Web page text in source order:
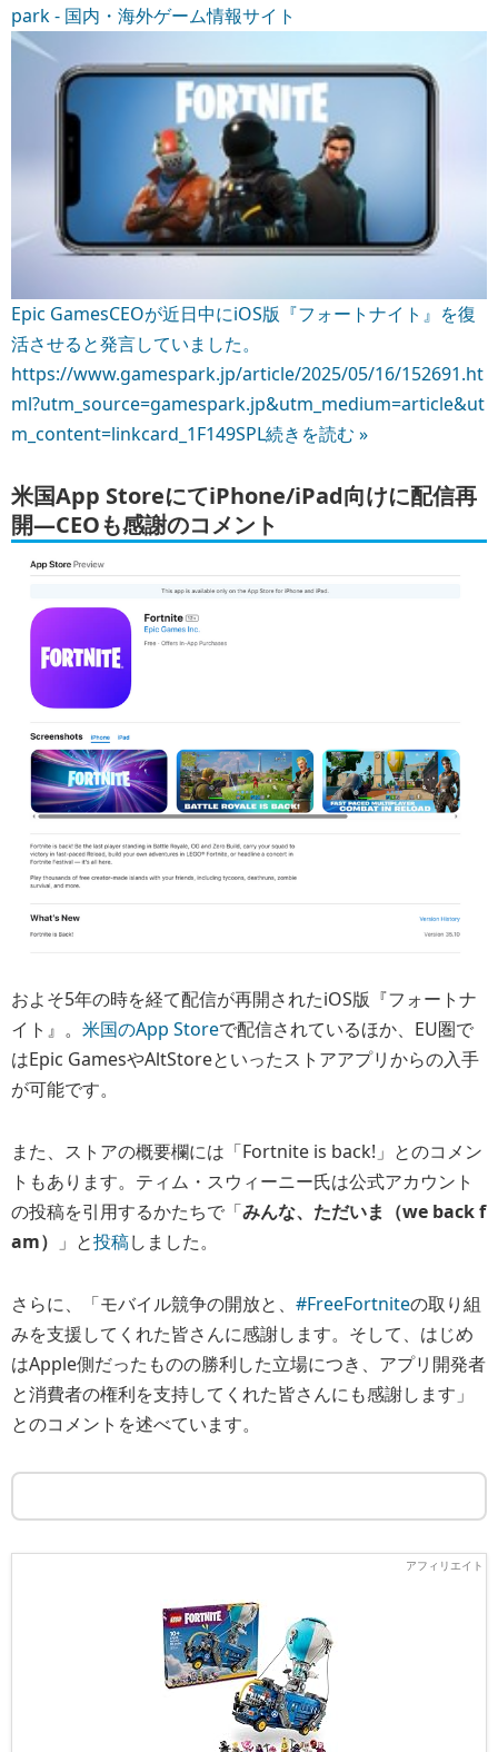
park - 国内・海外ゲーム情報サイト
Epic GamesCEOが近日中にiOS版『フォートナイト』を復
活させると発言していました。
https://www.gamespark.jp/article/2025/05/16/152691.ht
ml?utm_source=gamespark.jp&utm_medium=article&ut
m_content=linkcard_1F149SPL続きを読む »
米国App StoreにてiPhone/iPad向けに配信再
開―CEOも感謝のコメント
およそ5年の時を経て配信が再開されたiOS版『フォートナ
イト』。 米国のApp Storeで配信されているほか、EU圏で
はEpic GamesやAltStoreといったストアアプリからの入手
が可能です。
また、ストアの概要欄には「Fortnite is back!」とのコメン
トもあります。ティム・スウィーニー氏は公式アカウント
の投稿を引用するかたちで「みんな、ただいま（we back f
am）
」と投稿しました。
さらに、「モバイル競争の開放と、 #FreeFortniteの取り組
みを支援してくれた皆さんに感謝します。そして、はじめ
はApple側だったものの勝利した立場につき、アプリ開発者
と消費者の権利を支持してくれた皆さんにも感謝します」
とのコメントを述べています。